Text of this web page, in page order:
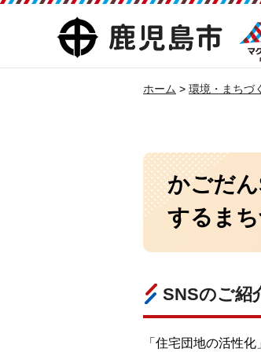
鹿児島市
マ
鹿
ホーム > 環境・まちづ
かごだ
するまち
SNSのご紹
「住宅団地の活性